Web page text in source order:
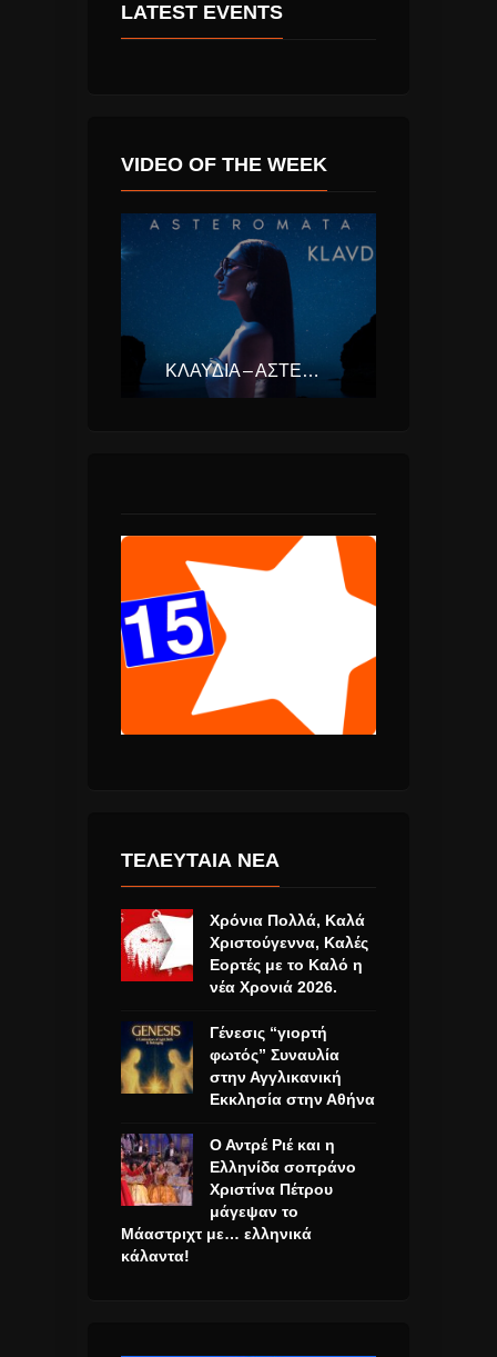
LATEST EVENTS
VIDEO OF THE WEEK
ΚΛΑΥΔΊΑ – ΑΣΤΕΡΟΜΆΤΑ (EUROVISION ΕΛΛΆΔΑ 2025)
ΤΕΛΕΥΤΑΙΑ ΝΕΑ
Χρόνια Πολλά, Καλά
Χριστούγεννα, Καλές
Εορτές με το Καλό η
νέα Χρονιά 2026.
Γένεσις “γιορτή
φωτός” Συναυλία
στην Αγγλικανική
Εκκλησία στην Αθήνα
Ο Αντρέ Ριέ και η
Ελληνίδα σοπράνο
Χριστίνα Πέτρου
μάγεψαν το
Μάαστριχτ με… ελληνικά
κάλαντα!